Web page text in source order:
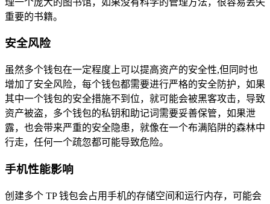
重要的书籍。
安全风险
虽然多个钱包在一定程度上可以提高资产的安全性,但同时也
增加了安全风险，每个钱包都需要进行严格的安全防护，如果
其中一个钱包的安全措施不到位，就可能会被黑客攻击，导致
资产被盗，多个钱包的私钥和助记词需要妥善保管，如果泄
露，也会带来严重的安全隐患，就像在一个布满陷阱的森林中
行走，任何一个疏忽都可能导致危险。
手机性能影响
创建多个 TP 钱包会占用手机的存储空间和运行内存，可能会